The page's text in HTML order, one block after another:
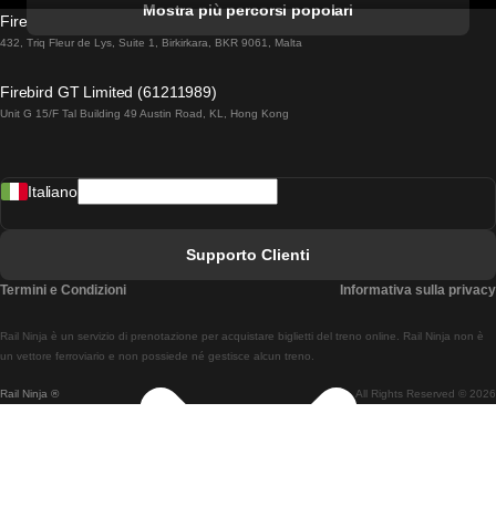
Treni Da Lisbona A Lagos
Treni Da Lisbona A Madrid
Treni Da Lisbon A Braga
Treni Da Braga A Lisbona
Mostra più percorsi popolari
Firebird GT Limited (OC 1451)
432, Triq Fleur de Lys, Suite 1, Birkirkara, BKR 9061, Malta
Firebird GT Limited (61211989)
Unit G 15/F Tal Building 49 Austin Road, KL, Hong Kong
Rail Ninja ® All Rights Reserved © 2026
Rail Ninja è un servizio di prenotazione per acquistare biglietti del treno online. Rail Ninja non è
un vettore ferroviario e non possiede né gestisce alcun treno.
Italiano
Supporto Clienti
Termini e Condizioni Informativa sulla privacy